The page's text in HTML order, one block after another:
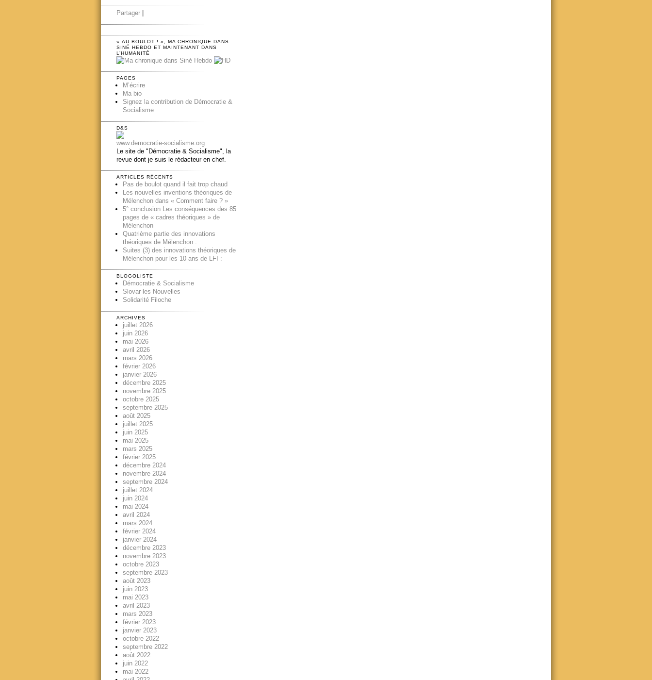
Partager
« AU BOULOT ! », MA CHRONIQUE DANS
SINÉ HEBDO ET MAINTENANT DANS
L’HUMANITÉ
PAGES
M’écrire
Ma bio
Signez la contribution de Démocratie &
Socialisme
D&S
www.democratie-socialisme.org
Le site de "Démocratie & Socialisme", la
revue dont je suis le rédacteur en chef.
ARTICLES RÉCENTS
Pas de boulot quand il fait trop chaud
Les nouvelles inventions théoriques de
Mélenchon dans « Comment faire ? »
5° conclusion Les conséquences des 85
pages de « cadres théoriques » de
Mélenchon
Quatrième partie des innovations
théoriques de Mélenchon :
Suites (3) des innovations théoriques de
Mélenchon pour les 10 ans de LFI :
BLOGOLISTE
Démocratie & Socialisme
Slovar les Nouvelles
Solidarité Filoche
ARCHIVES
juillet 2026
juin 2026
mai 2026
avril 2026
mars 2026
février 2026
janvier 2026
décembre 2025
novembre 2025
octobre 2025
septembre 2025
août 2025
juillet 2025
juin 2025
mai 2025
mars 2025
février 2025
décembre 2024
novembre 2024
septembre 2024
juillet 2024
juin 2024
mai 2024
avril 2024
mars 2024
février 2024
janvier 2024
décembre 2023
novembre 2023
octobre 2023
septembre 2023
août 2023
juin 2023
mai 2023
avril 2023
mars 2023
février 2023
janvier 2023
octobre 2022
septembre 2022
août 2022
juin 2022
mai 2022